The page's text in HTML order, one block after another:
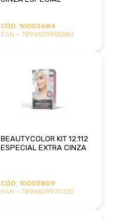
CÓD. 10003684
EAN - 7896509955384
BEAUTYCOLOR KIT 12.112
ESPECIAL EXTRA CINZA
CÓD. 10003809
EAN - 7896509970332